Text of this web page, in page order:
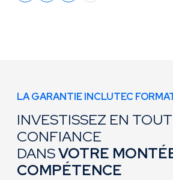
LA GARANTIE INCLUTEC
INVESTISSEZ EN
CONFIANCE
DANSVOTRE
COMPÉTENCE